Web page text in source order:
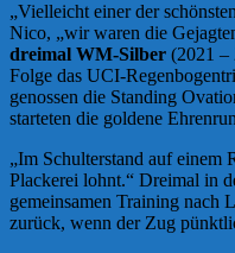
„Vielleicht einer der
Nico, „wir waren die
dreimal WM-Silber (2021 –
Folge das UCI-
genossen die Standing
starteten die goldene
„Im Schulterstand auf einem
Plackerei lohnt.“ Dreimal in
gemeinsamen Training nach
zurück, wenn der Zug